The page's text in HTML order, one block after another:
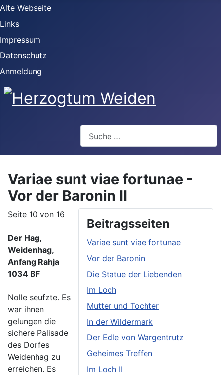
Alte Webseite
Links
Impressum
Datenschutz
Anmeldung
Variae sunt viae fortunae -
Vor der Baronin II
Beitragsseiten
Variae sunt viae fortunae
Vor der Baronin
Die Statue der Liebenden
Im Loch
Mutter und Tochter
In der Wildermark
Der Edle von Wargentrutz
Geheimes Treffen
Im Loch II
Seite 10 von 16
Der Hag,
Weidenhag,
Anfang Rahja
1034 BF
Nolle seufzte. Es
war ihnen
gelungen die
sichere Palisade
des Dorfes
Weidenhag zu
erreichen. Es